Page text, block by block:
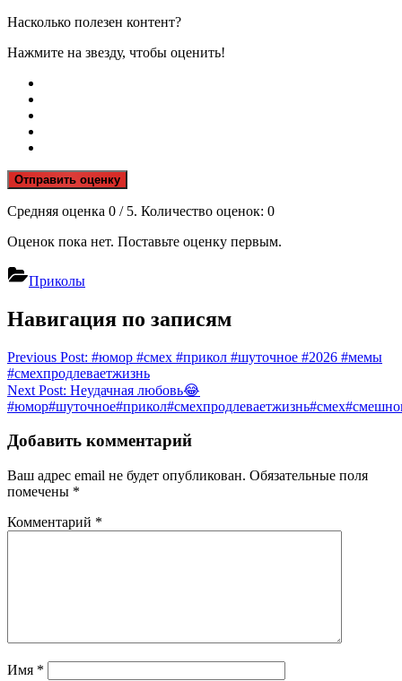
Насколько полезен контент?
Нажмите на звезду, чтобы оценить!
Отправить оценку
Средняя оценка 0 / 5. Количество оценок: 0
Оценок пока нет. Поставьте оценку первым.
Приколы
Навигация по записям
Previous Post: #юмор #смех #прикол #шуточное #2026 #мемы
#смехпродлеваетжизнь
Next Post: Неудачная любовь😂
Добавить комментарий
Ваш адрес email не будет опубликован. Обязательные поля
помечены *
Комментарий *
Имя *